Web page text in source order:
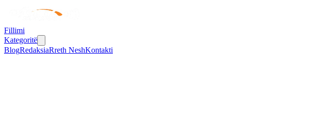
Fillimi
Kategoritë
BlogRedaksiaRreth NeshKontakti